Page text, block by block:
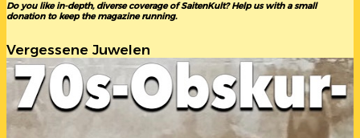
Do you like in-depth, diverse coverage of SaitenKult? Help us with a small
donation to keep the magazine running.
Vergessene Juwelen